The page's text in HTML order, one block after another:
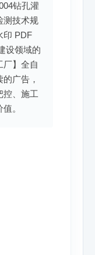
钻孔灌
测技术规
印 PDF
设领域的
厂】全自
广告，
控、施工
。